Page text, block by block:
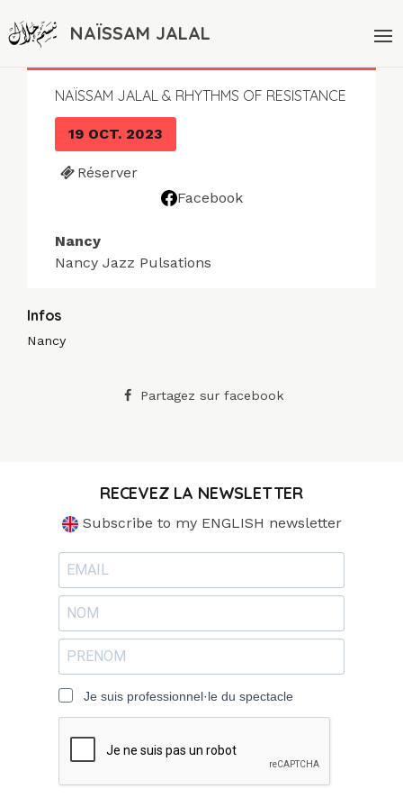
NAÏSSAM JALAL
NAÏSSAM JALAL & RHYTHMS OF RESISTANCE
19 OCT. 2023
Réserver
Facebook
Nancy
Nancy Jazz Pulsations
Infos
Nancy
Partagez sur facebook
RECEVEZ LA NEWSLETTER
Subscribe to my ENGLISH newsletter
Je suis professionnel·le du spectacle